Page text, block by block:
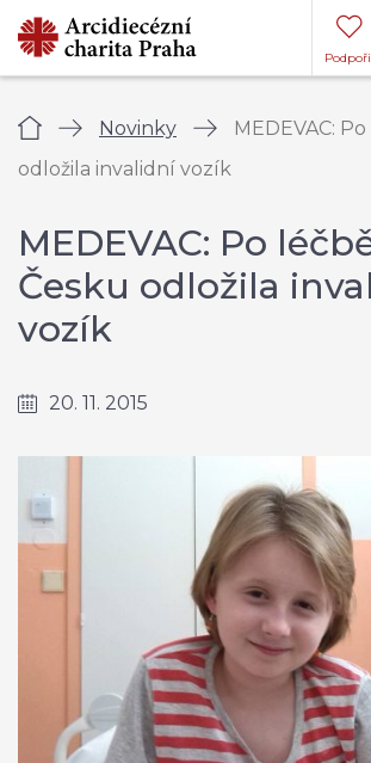
Úvod Novinky
MEDEVAC:
odložila invalidní vozík
MEDEVAC: Po
Česku odložila
vozík
20. 11. 2015